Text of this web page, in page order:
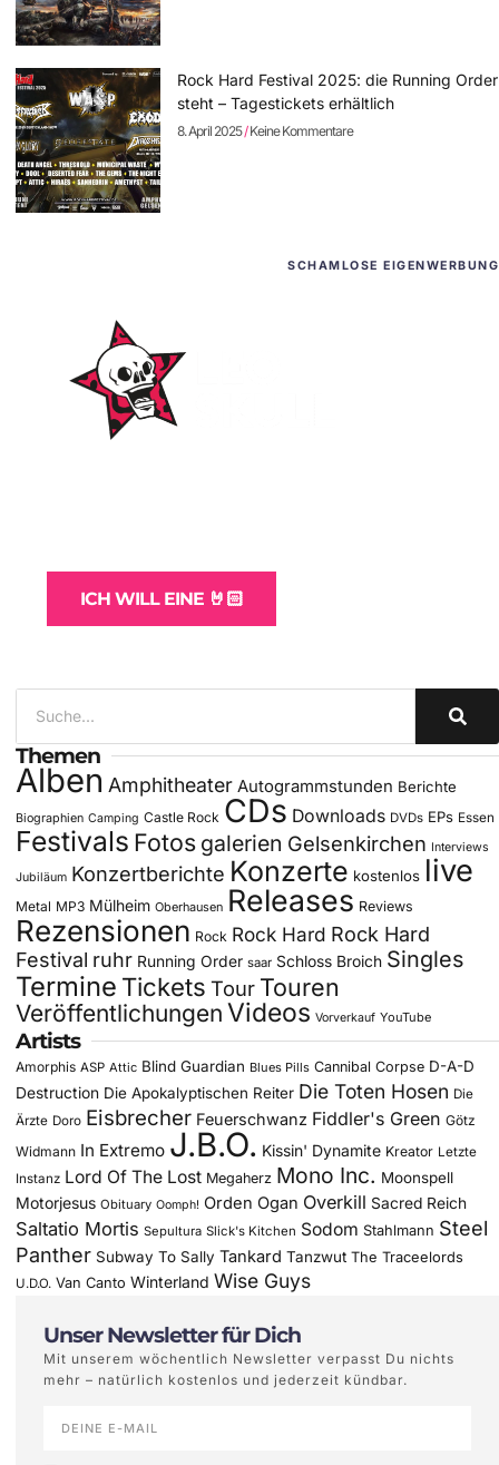
Rock Hard Festival 2025: die Running Order
steht – Tagestickets erhältlich
8. April 2025 Keine Kommentare
SCHAMLOSE EIGENWERBUNG
ICH WILL EINE 🤘🏻
Themen
Alben Amphitheater Autogrammstunden Berichte
Biographien Camping Castle Rock CDs Downloads DVDs EPs Essen
Festivals Fotos galerien Gelsenkirchen Interviews
Jubiläum Konzertberichte Konzerte kostenlos live
Metal MP3 Mülheim Oberhausen Releases Reviews
Rezensionen Rock Rock Hard Rock Hard
Festival ruhr Running Order saar Schloss Broich Singles
Termine Tickets Tour Touren
Veröffentlichungen Videos Vorverkauf YouTube
Artists
Amorphis ASP Attic Blind Guardian Blues Pills Cannibal Corpse D-A-D
Destruction Die Apokalyptischen Reiter Die Toten Hosen Die
Ärzte Doro Eisbrecher Feuerschwanz Fiddler's Green Götz
Widmann In Extremo J.B.O. Kissin' Dynamite Kreator Letzte
Instanz Lord Of The Lost Megaherz Mono Inc. Moonspell
Motorjesus Obituary Oomph! Orden Ogan Overkill Sacred Reich
Saltatio Mortis Sepultura Slick's Kitchen Sodom Stahlmann Steel
Panther Subway To Sally Tankard Tanzwut The Traceelords
U.D.O. Van Canto Winterland Wise Guys
Unser Newsletter für Dich
Mit unserem wöchentlich Newsletter verpasst Du nichts
mehr – natürlich kostenlos und jederzeit kündbar.